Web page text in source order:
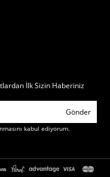
İlk Sizin Haberiniz
Gönder
kabul ediyorum.